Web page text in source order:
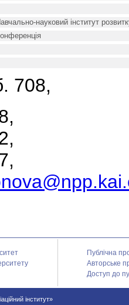
науковий інститут
708,
Публічна
Авторське
Доступ до
інститут»